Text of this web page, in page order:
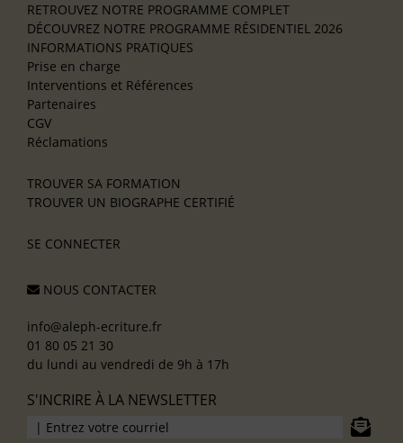
RETROUVEZ NOTRE PROGRAMME COMPLET
DÉCOUVREZ NOTRE PROGRAMME RÉSIDENTIEL 2026
INFORMATIONS PRATIQUES
Prise en charge
Interventions et Références
Partenaires
CGV
Réclamations
TROUVER SA FORMATION
TROUVER UN BIOGRAPHE CERTIFIÉ
SE CONNECTER
NOUS CONTACTER
info@aleph-ecriture.fr
01 80 05 21 30
du lundi au vendredi de 9h à 17h
S'INCRIRE À LA NEWSLETTER